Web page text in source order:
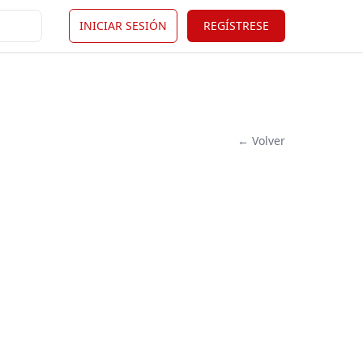
INICIAR SESIÓN REGÍSTRESE
← Volver